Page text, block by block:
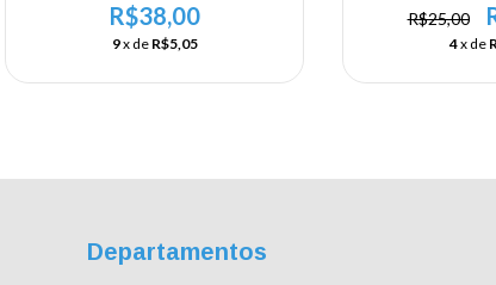
R$38,00
9x de R$5,05
R$25,00
4x de
Departamentos